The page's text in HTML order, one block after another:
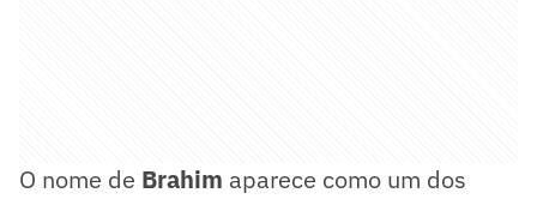
O nome de Brahim aparece como um dos